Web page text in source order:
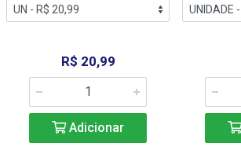
R$ 20,99
Adicionar